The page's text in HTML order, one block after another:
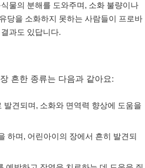
물의 분해를 도와주며, 소화 불량이나
당을 소화하지 못하는 사람들이 프로바
과도 있답니다.
흔한 종류는 다음과 같아요:
견되며, 소화와 면역력 향상에 도움을
하며, 어린아이의 장에서 흔히 발견되